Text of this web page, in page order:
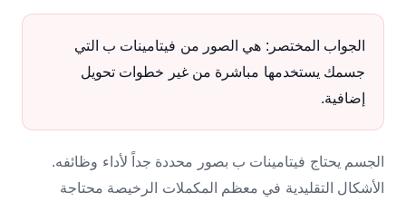
الجواب المختصر: هي الصور من فيتامينات ب التي
جسمك يستخدمها مباشرة من غير خطوات تحويل
إضافية.
الجسم يحتاج فيتامينات ب بصور محددة جداً لأداء وظائفه.
الأشكال التقليدية في معظم المكملات الرخيصة محتاجة